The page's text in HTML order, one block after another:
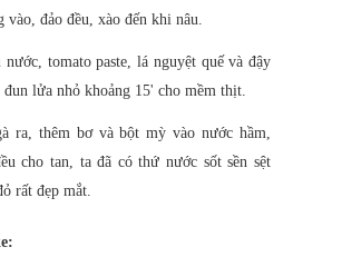
vào, đảo đều, xào đến khi nâu.
nước, tomato paste, lá nguyệt quế và đậy
đun lửa nhỏ khoảng 15' cho mềm thịt.
ra, thêm bơ và bột mỳ vào nước hầm,
cho tan, ta đã có thứ nước sốt sền sệt
rất đẹp mắt.